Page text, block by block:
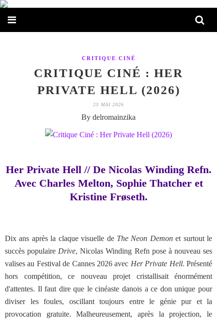
CRITIQUE CINÉ
CRITIQUE CINÉ : HER
PRIVATE HELL (2026)
23 MAI 2026
By delromainzika
Her Private Hell // De Nicolas Winding Refn.
Avec Charles Melton, Sophie Thatcher et
Kristine Frøseth.
Dix ans après la claque visuelle de The Neon Demonet surtout le
succès populaire Drive, Nicolas Winding Refn pose à nouveau ses
valises au Festival de Cannes 2026 avec Her Private Hell. Présenté
hors compétition, ce nouveau projet cristallisait énormément
d'attentes. Il faut dire que le cinéaste danois a ce don unique pour
diviser les foules, oscillant toujours entre le génie pur et la
provocation gratuite. Malheureusement, après la projection, le